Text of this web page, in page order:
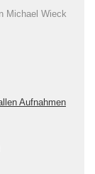
Michael Wieck
Aufnahmen